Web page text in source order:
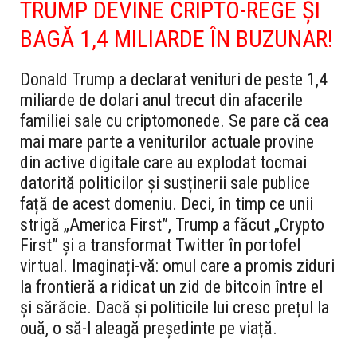
TRUMP DEVINE CRIPTO-REGE ȘI
BAGĂ 1,4 MILIARDE ÎN BUZUNAR!
Donald Trump a declarat venituri de peste 1,4
miliarde de dolari anul trecut din afacerile
familiei sale cu criptomonede. Se pare că cea
mai mare parte a veniturilor actuale provine
din active digitale care au explodat tocmai
datorită politicilor și susținerii sale publice
față de acest domeniu. Deci, în timp ce unii
strigă „America First”, Trump a făcut „Crypto
First” și a transformat Twitter în portofel
virtual. Imaginați-vă: omul care a promis ziduri
la frontieră a ridicat un zid de bitcoin între el
și sărăcie. Dacă și politicile lui cresc prețul la
ouă, o să-l aleagă președinte pe viață.